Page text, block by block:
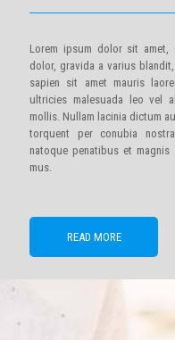
Lorem ipsum dolor sit amet,
dolor, gravida a varius
sapien sit amet mauris
ultricies malesuada leo vel
mollis. Nullam lacinia dictum
torquent per conubia
natoque penatibus et
mus.
READ MORE